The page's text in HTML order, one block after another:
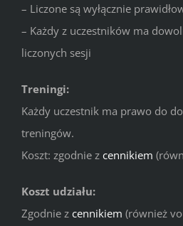
– Liczone są wyłącznie
– Każdy z uczestników ma
liczonych sesji
Treningi:
Każdy uczestnik ma prawo do
treningów.
Koszt: zgodnie z cennikiem
Koszt udziału:
Zgodnie z cennikiem (również